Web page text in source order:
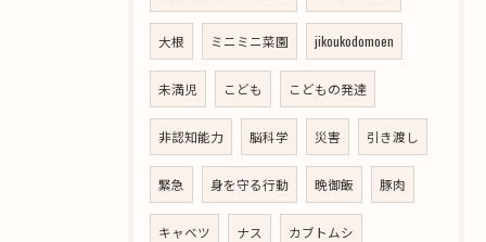
大根 ミニミニ菜園 jikoukodomoen
未満児 こども こどもの発達
非認知能力 脳科学 災害 引き渡し
緊急 身を守る行動 晩御飯 豚肉
キャベツ ナス カブトムシ